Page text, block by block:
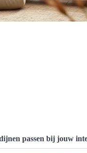
passen bij jouw